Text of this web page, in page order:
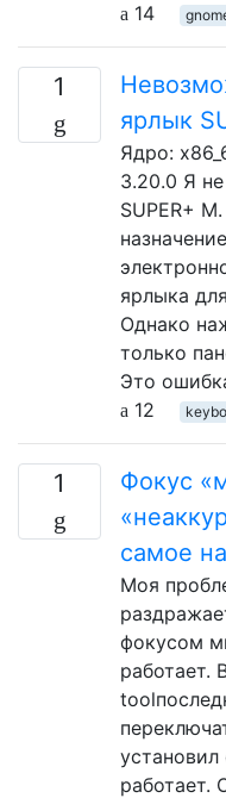
14
1
ярлык
Ядро:
3.20.0 Я
SUPER+
ярлыка
Однако
только
Это
12
1
Фокус
самое
Моя
фокусом
работает.
работает.